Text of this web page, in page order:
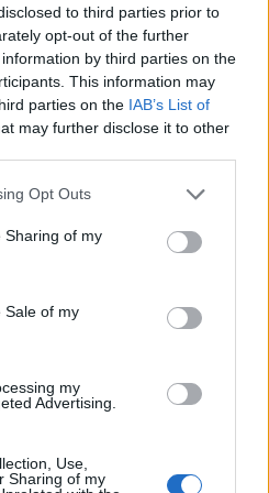
to third parties prior to
opt-out of the further
by third parties on the
This information may
parties on the IAB’s List of
may further disclose it to other
app uses one or more Google
behaviour. You may click to
and its third-party tags to
purposes in below Google
Opt Outs
Sharing of my
Sale of my
my
Advertising.
Use,
Sharing of my
της Αρχής Διασφάλισης
(ΑΔΑΕ), στις 5
πως οι μυστικές
εθνικής
του 2021 μέχρι τα
Η περίοδος συμπίπτει
παγίδευσης του κινητού
και την προεκλογική
του ΠΑΣΟΚ - Κινήματος
Πρόεδρος στις 12
μου
μόνο μετά.
στην παραίτηση του